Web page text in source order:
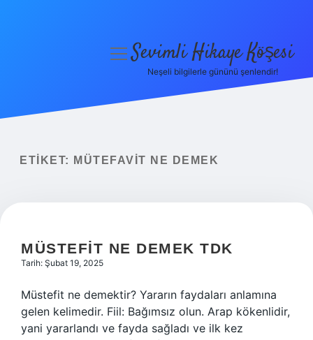
Yasal Uyarı
menüyüSevimli Hikaye Köşesi
Neşeli bilgilerle gününü şenlendir!
ETIKET: MÜTEFAVIT NE DEMEK
MÜSTEFIT NE DEMEK TDK
Tarih: Şubat 19, 2025
Müstefit ne demektir? Yararın faydaları anlamına
gelen kelimedir. Fiil: Bağımsız olun. Arap kökenlidir,
yani yararlandı ve fayda sağladı ve ilk kez